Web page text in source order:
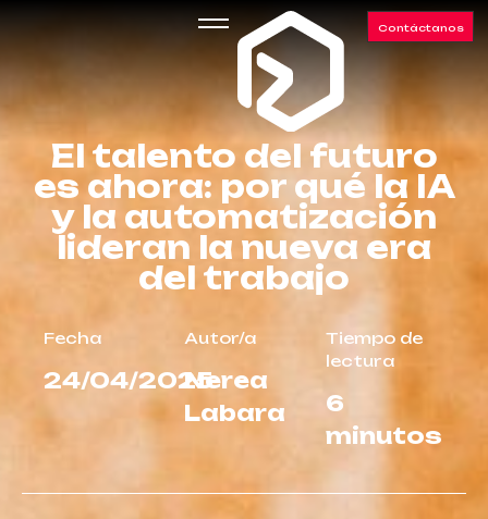
Contáctanos
El talento del futuro
es ahora: por qué la IA
y la automatización
lideran la nueva era
del trabajo
Tiempo de
lectura
6
minutos
Fecha
24/04/2025
Autor/a
Nerea
Labara